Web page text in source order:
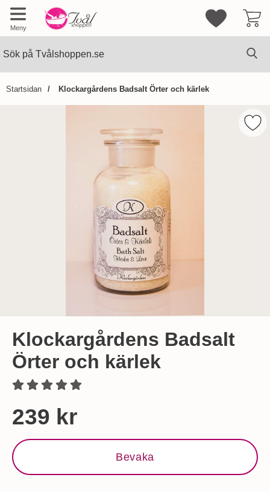
Meny
Mina
Startsidan Klockargårdens Badsalt Örter och kärlek
Klockargårdens Badsalt
Örter och kärlek
Handla denna produkt Klockargårdens Badsalt Örter och
pris
239 kr
Bevaka